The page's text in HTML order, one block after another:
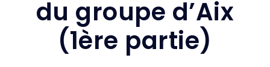
du groupe d’Aix
(1ère partie)